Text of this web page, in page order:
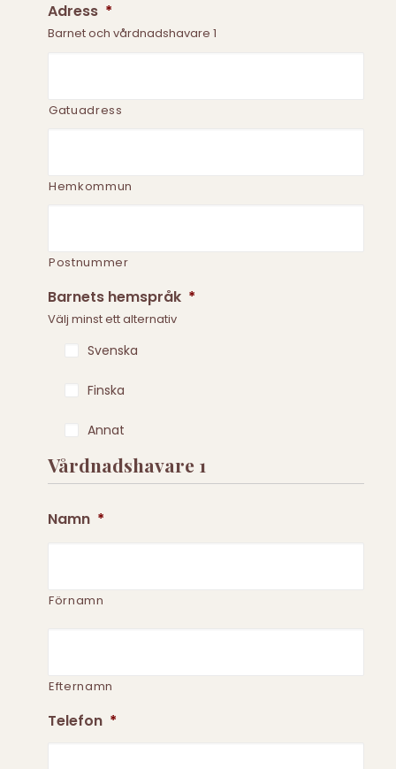
Adress *
Barnet och vårdnadshavare 1
Gatuadress
Hemkommun
Postnummer
Barnets hemspråk *
Välj minst ett alternativ
Svenska
Finska
Annat
Vårdnadshavare 1
Namn *
Förnamn
Efternamn
Telefon *